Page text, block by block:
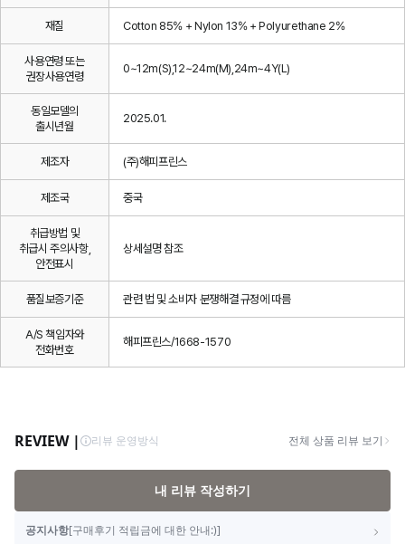
재질 Cotton 85% + Nylon 13% + Polyurethane 2%
사용연령 또는
권장사용연령
0~12m(S),12~24m(M),24m~4Y(L)
동일모델의
출시년월
2025.01.
제조자 (주)해피프린스
제조국 중국
취급방법 및
취급시 주의사항,
안전표시
상세설명 참조
품질보증기준 관련 법 및 소비자 분쟁해결 규정에 따름
A/S 책임자와
전화번호
해피프린스/1668-1570